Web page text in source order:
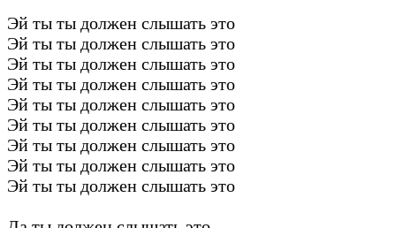
Эй ты ты должен слышать это
Эй ты ты должен слышать это
Эй ты ты должен слышать это
Эй ты ты должен слышать это
Эй ты ты должен слышать это
Эй ты ты должен слышать это
Эй ты ты должен слышать это
Эй ты ты должен слышать это
Эй ты ты должен слышать это